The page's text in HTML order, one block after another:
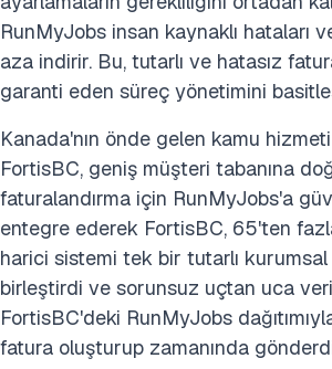
RunMyJobs insan kaynaklı hataları
aza indirir. Bu, tutarlı ve hatasız
garanti eden süreç yönetimini
Kanada'nın önde gelen kamu hizmeti
FortisBC, geniş müşteri tabanına
faturalandırma için RunMyJobs'a
entegre ederek FortisBC, 65'ten
harici sistemi tek bir tutarlı
birleştirdi ve sorunsuz uçtan uca
FortisBC'deki RunMyJobs
fatura oluşturup zamanında